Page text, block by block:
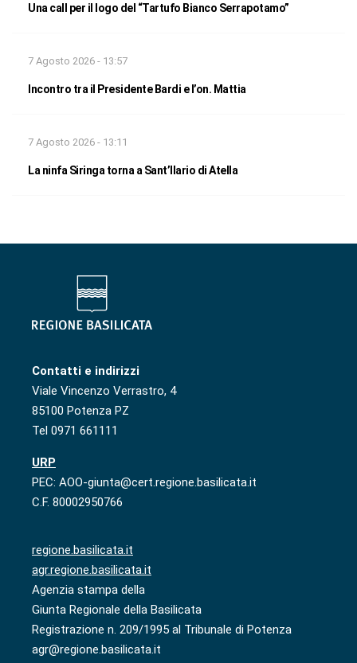
Una call per il logo del “Tartufo Bianco Serrapotamo”
7 Agosto 2026 - 13:57
Incontro tra il Presidente Bardi e l’on. Mattia
7 Agosto 2026 - 13:11
La ninfa Siringa torna a Sant’Ilario di Atella
Contatti e indirizzi
Viale Vincenzo Verrastro, 4
85100 Potenza PZ
Tel 0971 661111
URP
PEC: AOO-giunta@cert.regione.basilicata.it
C.F. 80002950766
regione.basilicata.it
agr.regione.basilicata.it
Agenzia stampa della
Giunta Regionale della Basilicata
Registrazione n. 209/1995 al Tribunale di Potenza
agr@regione.basilicata.it